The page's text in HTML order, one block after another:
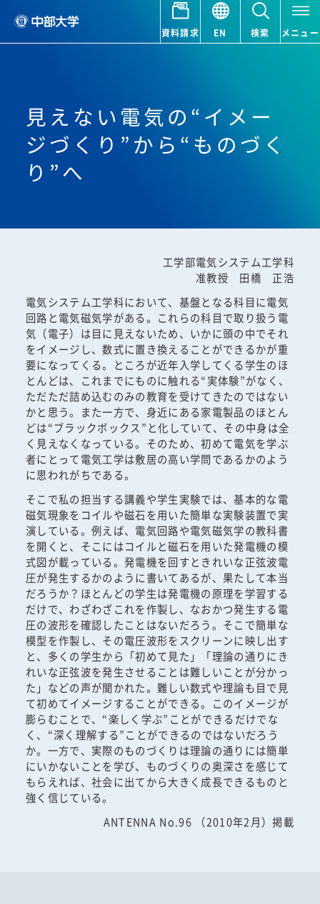
資料請求 EN 検索 メニュー
見えない電気の“イメー
ジづくり”から“ものづく
り”へ
工学部電気システム工学科
准教授 田橋 正浩
電気システム工学科において、基盤となる科目に電気
回路と電気磁気学がある。これらの科目で取り扱う電
気（電子）は目に見えないため、いかに頭の中でそれ
をイメージし、数式に置き換えることができるかが重
要になってくる。ところが近年入学してくる学生のほ
とんどは、これまでにものに触れる“実体験”がなく、
ただただ詰め込むのみの教育を受けてきたのではない
かと思う。また一方で、身近にある家電製品のほとん
どは“ブラックボックス”と化していて、その中身は全
く見えなくなっている。そのため、初めて電気を学ぶ
者にとって電気工学は敷居の高い学問であるかのよう
に思われがちである。
そこで私の担当する講義や学生実験では、基本的な電
磁気現象をコイルや磁石を用いた簡単な実験装置で実
演している。例えば、電気回路や電気磁気学の教科書
を開くと、そこにはコイルと磁石を用いた発電機の模
式図が載っている。発電機を回すときれいな正弦波電
圧が発生するかのように書いてあるが、果たして本当
だろうか？ほとんどの学生は発電機の原理を学習する
だけで、わざわざこれを作製し、なおかつ発生する電
圧の波形を確認したことはないだろう。そこで簡単な
模型を作製し、その電圧波形をスクリーンに映し出す
と、多くの学生から「初めて見た」「理論の通りにき
れいな正弦波を発生させることは難しいことが分かっ
た」などの声が聞かれた。難しい数式や理論も目で見
て初めてイメージすることができる。このイメージが
膨らむことで、“楽しく学ぶ”ことができるだけでな
く、“深く理解する”ことができるのではないだろう
か。一方で、実際のものづくりは理論の通りには簡単
にいかないことを学び、ものづくりの奥深さを感じて
もらえれば、社会に出てから大きく成長できるものと
強く信じている。
ANTENNA No.96 （2010年2月）掲載